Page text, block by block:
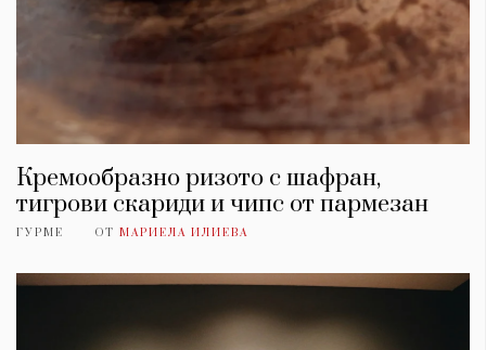
Кремообразно ризото с шафран,
тигрови скариди и чипс от пармезан
ГУРМЕ ОТ МАРИЕЛА ИЛИЕВА